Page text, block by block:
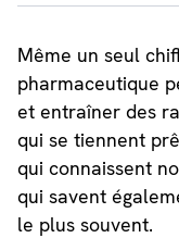
Même un seul
pharmaceutique
et entraîner des
qui se tiennent
qui connaissent
qui savent
le plus souvent.